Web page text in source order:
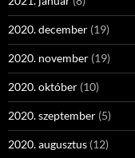
2020. december (19)
2020. november (19)
2020. október (10)
2020. szeptember (5)
2020. augusztus (12)